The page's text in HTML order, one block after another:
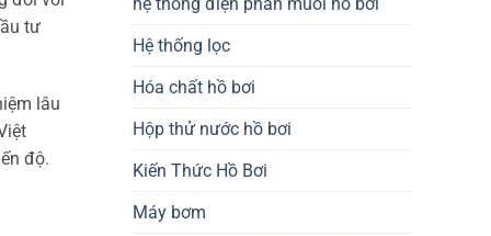
tư
lâu
độ.
Hệ thống lọc
Hóa chất hồ bơi
Hộp thử nước hồ bơi
Kiến Thức Hồ Bơi
Máy bơm